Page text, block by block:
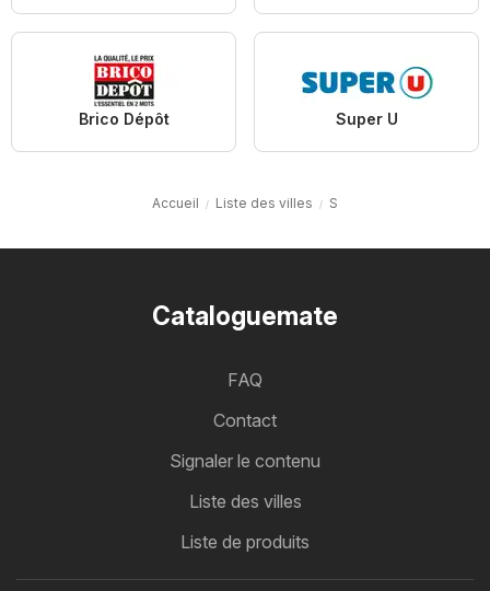
Brico Dépôt Super U
Accueil Liste des villes S
Cataloguemate
FAQ
Contact
Signaler le contenu
Liste des villes
Liste de produits